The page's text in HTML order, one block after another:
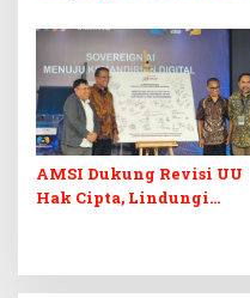
TPK hingga Layanan
Medis Canggih
AMSI Dukung Revisi UU
Hak Cipta, Lindungi